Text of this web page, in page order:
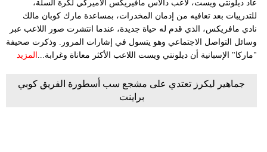
عاد ديلونتي ويست، لاعب دالاس مافيريكس الأميركي لكرة السلة،
للتدريبات بعد تعافيه من إدمان المخدرات، بمساعدة مارك كوبان مالك
نادي مافريكس، الذي قدم له حياة جديدة، عندما انتشرت صور اللاعب عبر
وسائل التواصل الاجتماعي وهو يتسول في إشارات المرور. وذكرت صحيفة
"ماركا" الإسبانية أن ديلونتي ويست اللاعب الأكثر معاناة وغرابة... المزيد
جماهير ليكرز تعتدي على مشجع سب أسطورة الفريق كوبي
براينت